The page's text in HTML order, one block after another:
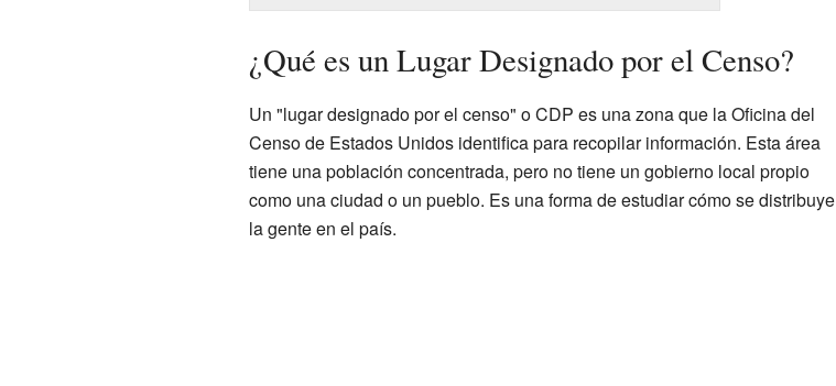
¿Qué es un Lugar Designado por el Censo?
Un "lugar designado por el censo" o CDP es una zona que la Oficina del
Censo de Estados Unidos identifica para recopilar información. Esta área
tiene una población concentrada, pero no tiene un gobierno local propio
como una ciudad o un pueblo. Es una forma de estudiar cómo se distribuye
la gente en el país.